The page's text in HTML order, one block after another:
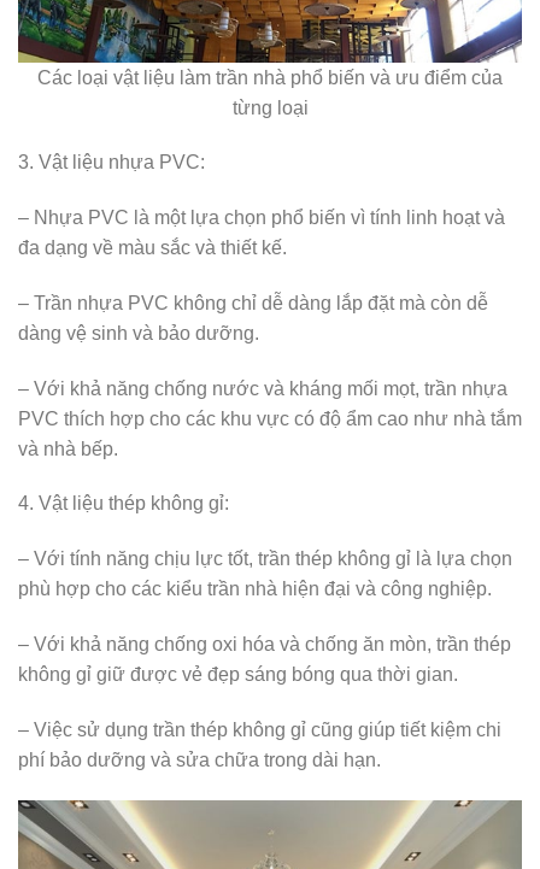
Các loại vật liệu làm trần nhà phổ biến và ưu điểm của
từng loại
3. Vật liệu nhựa PVC:
– Nhựa PVC là một lựa chọn phổ biến vì tính linh hoạt và
đa dạng về màu sắc và thiết kế.
– Trần nhựa PVC không chỉ dễ dàng lắp đặt mà còn dễ
dàng vệ sinh và bảo dưỡng.
– Với khả năng chống nước và kháng mối mọt, trần nhựa
PVC thích hợp cho các khu vực có độ ẩm cao như nhà tắm
và nhà bếp.
4. Vật liệu thép không gỉ:
– Với tính năng chịu lực tốt, trần thép không gỉ là lựa chọn
phù hợp cho các kiểu trần nhà hiện đại và công nghiệp.
– Với khả năng chống oxi hóa và chống ăn mòn, trần thép
không gỉ giữ được vẻ đẹp sáng bóng qua thời gian.
– Việc sử dụng trần thép không gỉ cũng giúp tiết kiệm chi
phí bảo dưỡng và sửa chữa trong dài hạn.